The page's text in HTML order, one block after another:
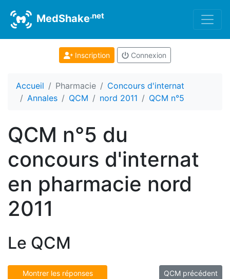
MedShake.net
Inscription Connexion
Accueil Pharmacie
Concours d'internat
Annales
QCM nord 2011 QCM n°5
QCM n°5 du
concours d'internat
en pharmacie nord
2011
Le QCM
Montrer les réponses
QCM précédent